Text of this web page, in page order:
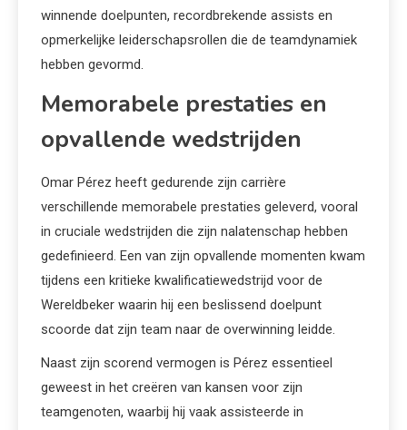
winnende doelpunten, recordbrekende assists en
opmerkelijke leiderschapsrollen die de teamdynamiek
hebben gevormd.
Memorabele prestaties en
opvallende wedstrijden
Omar Pérez heeft gedurende zijn carrière
verschillende memorabele prestaties geleverd, vooral
in cruciale wedstrijden die zijn nalatenschap hebben
gedefinieerd. Een van zijn opvallende momenten kwam
tijdens een kritieke kwalificatiewedstrijd voor de
Wereldbeker waarin hij een beslissend doelpunt
scoorde dat zijn team naar de overwinning leidde.
Naast zijn scorend vermogen is Pérez essentieel
geweest in het creëren van kansen voor zijn
teamgenoten, waarbij hij vaak assisteerde in